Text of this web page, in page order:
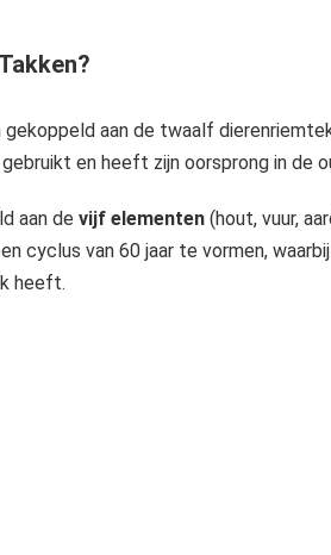
aan de twaalf
en heeft zijn oorsprong in de
aan de vijf elementen(hout, vuur,
cyclus van 60 jaar te vormen,
heeft.